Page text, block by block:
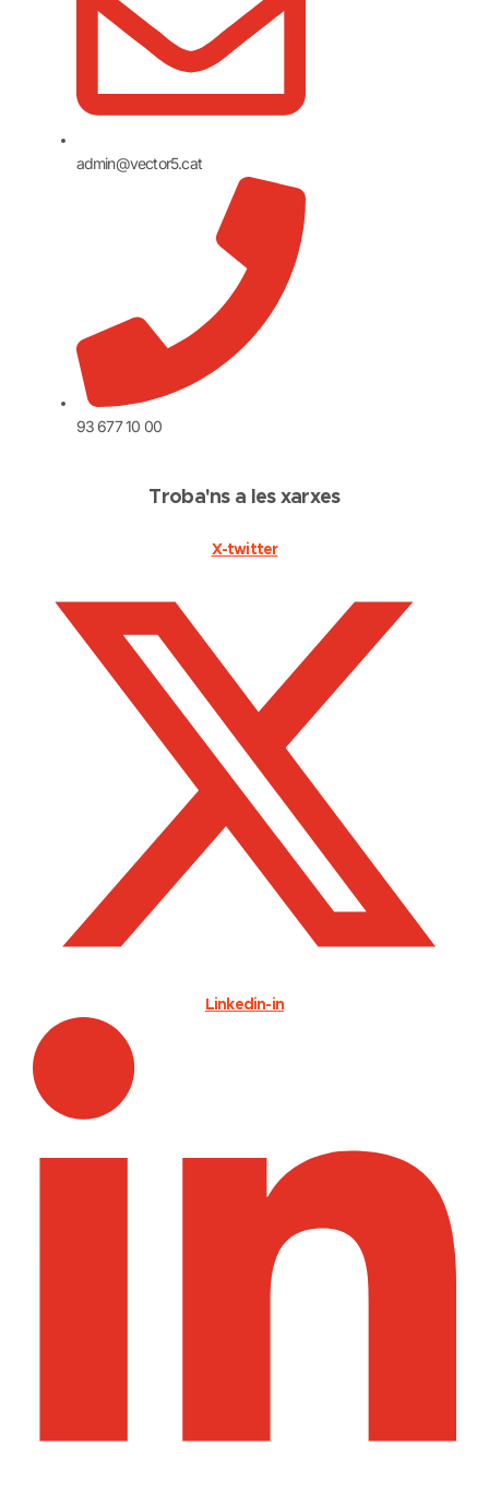
admin@vector5.cat
93 677 10 00
Troba'ns a les xarxes
X-twitter
Linkedin-in